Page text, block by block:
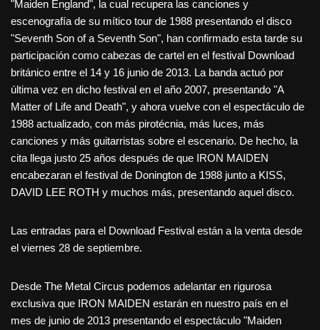
"Maiden England", la cual recupera las canciones y
escenografía de su mítico tour de 1988 presentando el disco
"Seventh Son of a Seventh Son", han confirmado esta tarde su
participación como cabezas de cartel en el festival Download
británico entre el 14 y 16 junio de 2013. La banda actuó por
última vez en dicho festival en el año 2007, presentando "A
Matter of Life and Death", y ahora vuelve con el espectáculo de
1988 actualizado, con más pirotécnia, más luces, más
canciones y más guitarristas sobre el escenario. De hecho, la
cita llega justo 25 años después de que IRON MAIDEN
encabezaran el festival de Donington de 1988 junto a KISS,
DAVID LEE ROTH y muchos más, presentando aquel disco.
Las entradas para el Download Festival están a la venta desde
el viernes 28 de septiembre.
Desde The Metal Circus podemos adelantar en rigurosa
exclusiva que IRON MAIDEN estarán en nuestro país en el
mes de junio de 2013 presentando el espectáculo "Maiden